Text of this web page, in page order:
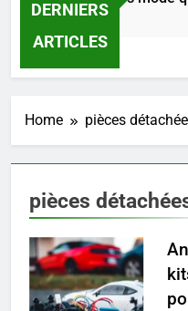
DERNIERS
ARTICLES
27 Minutes Ago
Home pièces
pièces